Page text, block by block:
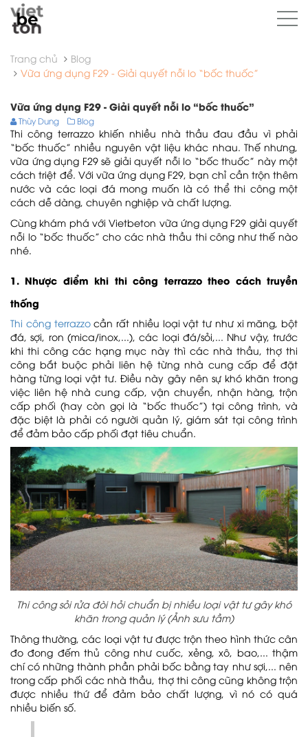
Trang chủ
Blog
Vữa ứng dụng F29 - Giải quyết nỗi lo “bốc thuốc”
Vữa ứng dụng F29 - Giải quyết nỗi lo “bốc thuốc”
Thùy Dung Blog
Thi công terrazzo khiến nhiều nhà thầu đau đầu vì phải
“bốc thuốc” nhiều nguyên vật liệu khác nhau. Thế nhưng,
vữa ứng dụng F29 sẽ giải quyết nỗi lo “bốc thuốc” này một
cách triệt để. Với vữa ứng dụng F29, bạn chỉ cần trộn thêm
nước và các loại đá mong muốn là có thể thi công một
cách dễ dàng, chuyên nghiệp và chất lượng.
Cùng khám phá với Vietbeton vữa ứng dụng F29 giải quyết
nỗi lo “bốc thuốc” cho các nhà thầu thi công như thế nào
nhé.
1. Nhược điểm khi thi công terrazzo theo cách truyền
thống
Thi công terrazzocần rất nhiều loại vật tư như xi măng, bột
đá, sợi, ron (mica/inox,...), các loại đá/sỏi,... Như vậy, trước
khi thi công các hạng mục này thì các nhà thầu, thợ thi
công bắt buộc phải liên hệ từng nhà cung cấp để đặt
hàng từng loại vật tư. Điều này gây nên sự khó khăn trong
việc liên hệ nhà cung cấp, vận chuyển, nhận hàng, trộn
cấp phối (hay còn gọi là “bốc thuốc”) tại công trình, và
đặc biệt là phải có người quản lý, giám sát tại công trình
để đảm bảo cấp phối đạt tiêu chuẩn.
Thi công sỏi rửa đòi hỏi chuẩn bị nhiều loại vật tư gây khó
khăn trong quản lý (Ảnh sưu tầm)
Thông thường, các loại vật tư được trộn theo hình thức cân
đo đong đếm thủ công như cuốc, xẻng, xô, bao,... thậm
chí có những thành phần phải bốc bằng tay như sợi,... nên
trong cấp phối các nhà thầu, thợ thi công cũng không trộn
được nhiều thứ để đảm bảo chất lượng, vì nó có quá
nhiều biến số.